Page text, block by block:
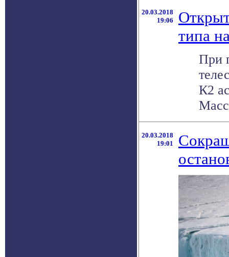
20.03.2018
19:06
типа
При
К2
20.03.2018
19:01